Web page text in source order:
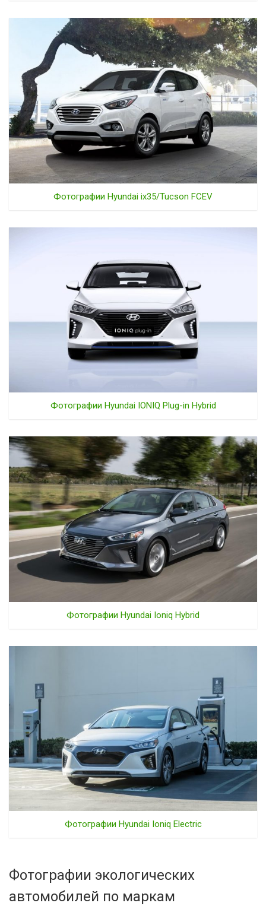
Фотографии Hyundai ix35/Tucson FCEV
Фотографии Hyundai IONIQ Plug-in Hybrid
Фотографии Hyundai Ioniq Hybrid
Фотографии Hyundai Ioniq Electric
Фотографии экологических
автомобилей по маркам